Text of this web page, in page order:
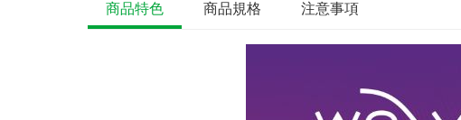
商品特色 商品規格 注意事項